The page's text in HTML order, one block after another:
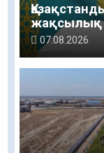
жақсылық
зерттеуі
07.08.2026